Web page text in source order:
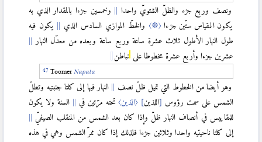
ونصف وربع جزء والظلّ الشتويّ واحدا
وخمسين جزءا بالمقدار الذي به
يكون المقياس ستّين جزءا〈❊〉 والخطّ الموازي السادس الذي
يكون فيه
طول النهار الأطول ثلاث عشرة ساعة وربع ساعة وبعده من معدّل النهار
عشرين جزءا وأربع عشرة مخطوطا على نباطن
ToomerNapata
وهو أيضا من الخطوط التي تميل ظلّ نصف
النهار فيها إلى كلتا جنبتيه وتطلّ
الشمس على سمت رؤوس [اللذين] 〈الذين〉تحته مرّتين في
السنة ولا يكون
للمقاييس في أنصاف النهار ظلّ وإذا كان بعد الشمس من المنقلب الصيفيّ
إلى كلتا ناحيتيه واحدا وثلاثين جزءا فلذلك إذا كان ممرّ الشمس وهي في هذه